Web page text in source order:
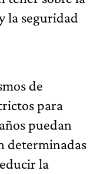
la seguridad
de
para
puedan
determinadas
la